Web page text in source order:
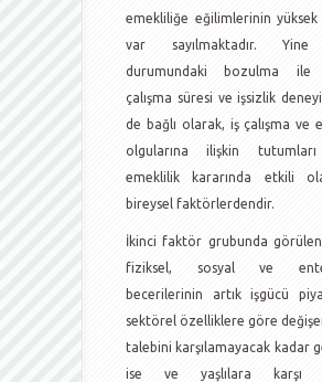
emekliliğe eğilimlerinin yüksek
var sayılmaktadır. Yine
durumundaki bozulma ile
çalışma süresi ve işsizlik
de bağlı olarak, iş çalışma ve
olgularına ilişkin
emeklilik kararında etkili
bireysel faktörlerdendir.
İkinci faktör grubunda
fiziksel, sosyal ve
becerilerinin artık işgücü
sektörel özelliklere göre
talebini karşılamayacak kadar
ise ve yaşlılara karşı